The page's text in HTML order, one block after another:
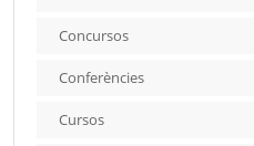
Concursos
Conferències
Cursos